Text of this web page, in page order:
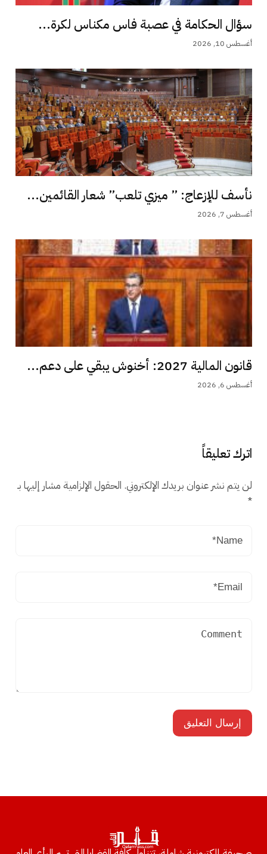
سؤال الحكامة في عصبة فاس مكناس لكرة...
أغسطس 10, 2026
نأسف للإزعاج: ” ميزي تلعب” شعار القائمين...
أغسطس 7, 2026
قانون المالية 2027: أخنوش يبقي على دعم...
أغسطس 6, 2026
اترك تعليقاً
لن يتم نشر عنوان بريدك الإلكتروني. الحقول الإلزامية مشار إليها بـ
*